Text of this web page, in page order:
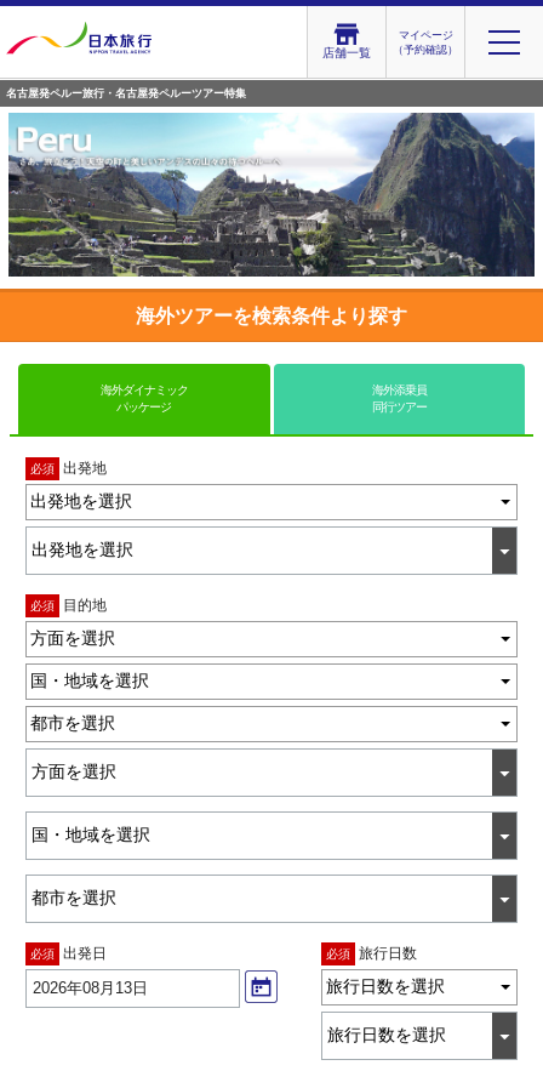
店舗一覧
マイページ
（予約確認）
名古屋発ペルー旅行・名古屋発ペルーツアー特集
海外ツアーを検索条件より探す
海外ダイナミック
パッケージ
海外添乗員
同行ツアー
必須 出発地
出発地を選択
必須 目的地
方面を選択
国・地域を選択
都市を選択
必須 出発日
2026年08月13日
必須 旅行日数
旅行日数を選択